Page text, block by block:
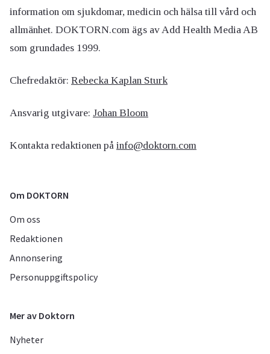
information om sjukdomar, medicin och hälsa till vård och
allmänhet. DOKTORN.com ägs av Add Health Media AB
som grundades 1999.
Chefredaktör: Rebecka Kaplan Sturk
Ansvarig utgivare: Johan Bloom
Kontakta redaktionen på info@doktorn.com
Om DOKTORN
Om oss
Redaktionen
Annonsering
Personuppgiftspolicy
Mer av Doktorn
Nyheter